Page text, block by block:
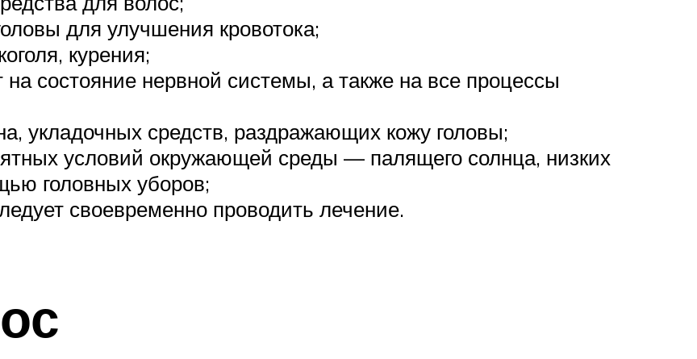
для улучшения кровотока;
курения;
состояние нервной системы, а также на все процессы
укладочных средств, раздражающих кожу головы;
условий окружающей среды — палящего солнца, низких
головных уборов;
своевременно проводить лечение.